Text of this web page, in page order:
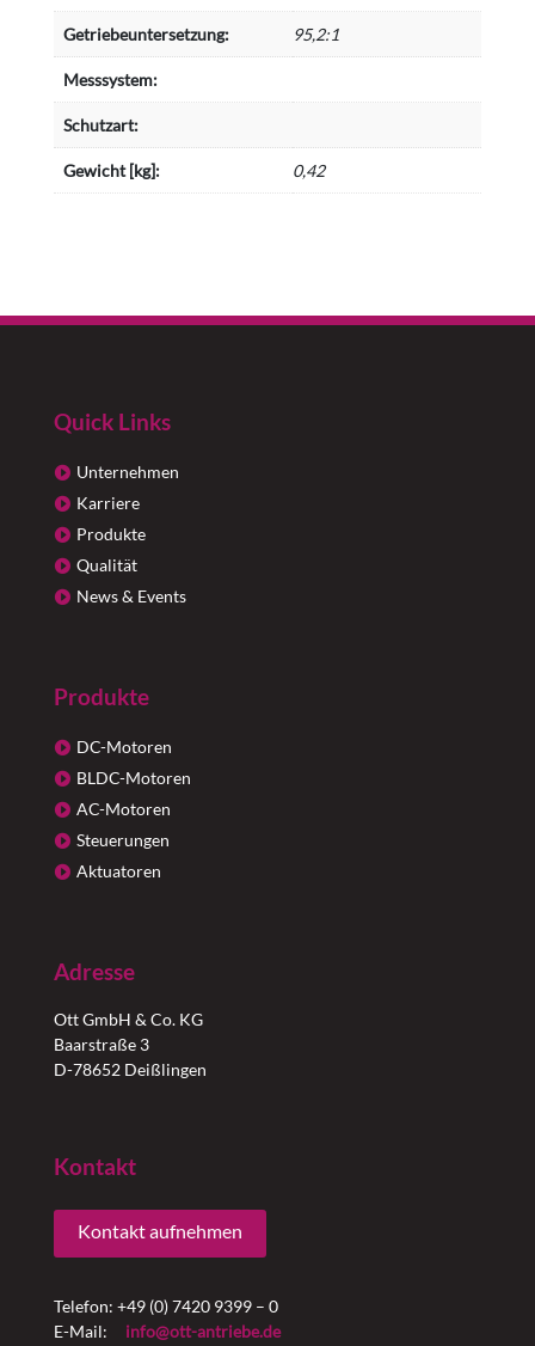
Getriebeuntersetzung: 95,2:1
Messsystem:
Schutzart:
Gewicht [kg]: 0,42
Quick Links
Unternehmen
Karriere
Produkte
Qualität
News & Events
Produkte
DC-Motoren
BLDC-Motoren
AC-Motoren
Steuerungen
Aktuatoren
Adresse
Ott GmbH & Co. KG
Baarstraße 3
D-78652 Deißlingen
Kontakt
Kontakt aufnehmen
Telefon: +49 (0) 7420 9399 – 0
E-Mail: info@ott-antriebe.de